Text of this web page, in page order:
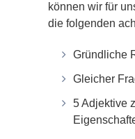
können wir für
die folgenden
Gründliche
Gleicher
5 Adjektive